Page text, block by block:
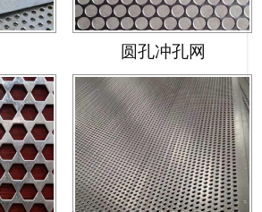
圆孔冲孔网